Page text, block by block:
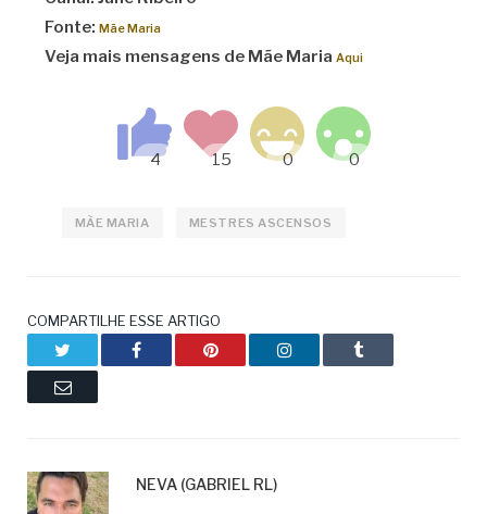
Fonte: Mãe Maria
Veja mais mensagens de Mãe Maria Aqui
MÃE MARIA MESTRES ASCENSOS
COMPARTILHE ESSE ARTIGO
Facebook Pinterest LinkedIn Tumblr
Email
NEVA (GABRIEL RL)